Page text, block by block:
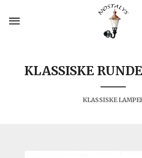
innholdet
KLASSISKE
KLASSISKE